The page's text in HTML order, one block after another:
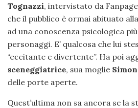
Tognazzi, intervistato da
che il pubblico è ormai abituato
ad una conoscenza psicologica
personaggi. E’ qualcosa che lui
“eccitante e divertente”. Ha poi
sceneggiatrice, sua moglie
delle porte aperte.
Quest’ultima non sa ancora se la